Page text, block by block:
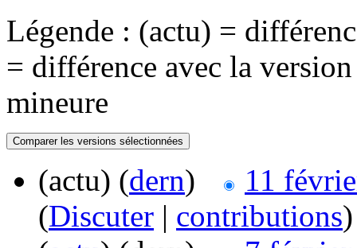
Légende : (actu) =
= différence avec la
mineure
(actu) (dern)
11
(Discuter | contributions)